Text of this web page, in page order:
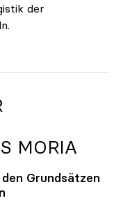
der
legt Fokus auf
MORIA
Grundsätzen